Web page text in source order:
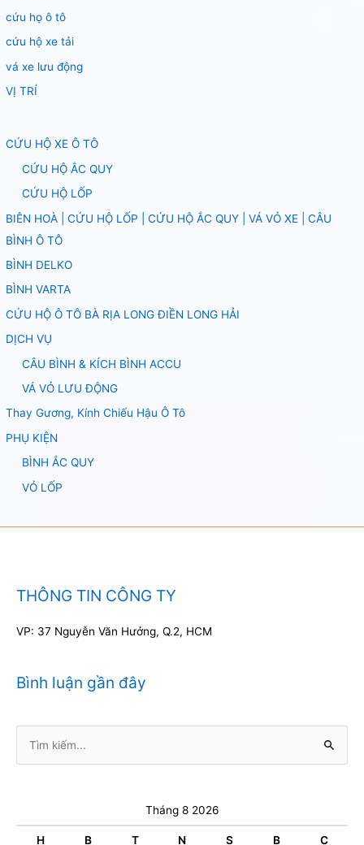
cứu họ ô tô
cứu hộ xe tải
vá xe lưu động
VỊ TRÍ
CỨU HỘ XE Ô TÔ
CỨU HỘ ẮC QUY
CỨU HỘ LỐP
BIÊN HOÀ | CỨU HỘ LỐP | CỨU HỘ ẮC QUY | VÁ VỎ XE | CÂU
BÌNH Ô TÔ
BÌNH DELKO
BÌNH VARTA
CỨU HỘ Ô TÔ BÀ RỊA LONG ĐIỀN LONG HẢI
DỊCH VỤ
CÂU BÌNH & KÍCH BÌNH ACCU
VÁ VỎ LƯU ĐỘNG
Thay Gương, Kính Chiếu Hậu Ô Tô
PHỤ KIỆN
BÌNH ẮC QUY
VỎ LỐP
THÔNG TIN CÔNG TY
VP: 37 Nguyễn Văn Hưởng, Q.2, HCM
Bình luận gần đây
kiếm:
Tháng 8 2026
H B T N S B C